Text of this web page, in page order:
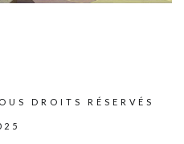
DROITS RÉSERVÉS